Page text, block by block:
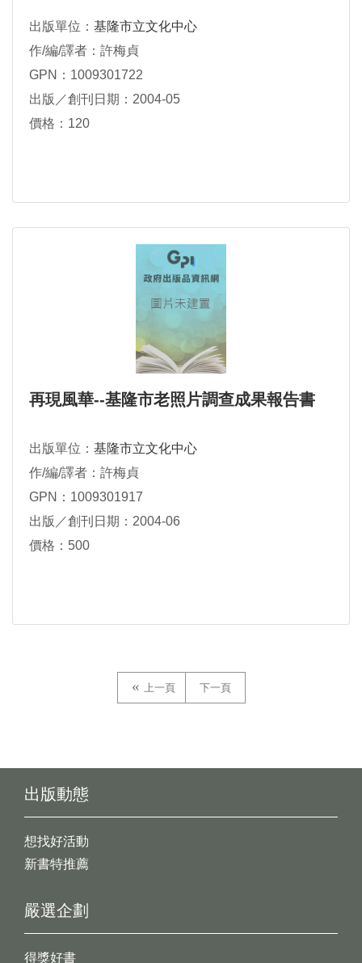
出版單位： 基隆市立文化中心
作/編/譯者：許梅貞
GPN：1009301722
出版／創刊日期：2004-05
價格：120
再現風華--基隆市老照片調查成果報告書
出版單位： 基隆市立文化中心
作/編/譯者：許梅貞
GPN：1009301917
出版／創刊日期：2004-06
價格：500
上一頁 下一頁
出版動態
想找好活動
新書特推薦
嚴選企劃
得獎好書